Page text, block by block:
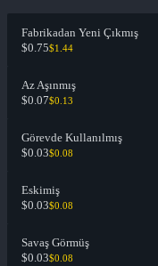
Fabrikadan Yeni Çıkmış
$0.75$1.44
Az Aşınmış
$0.07$0.13
Görevde Kullanılmış
$0.03$0.08
Eskimiş
$0.03$0.08
Savaş Görmüş
$0.03$0.08